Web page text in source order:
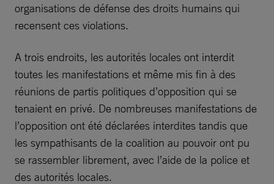
organisations de défense des droits humains qui
recensent ces violations.
A trois endroits, les autorités locales ont interdit
toutes les manifestations et même mis fin à des
réunions de partis politiques d’opposition qui se
tenaient en privé. De nombreuses manifestations de
l’opposition ont été déclarées interdites tandis que
les sympathisants de la coalition au pouvoir ont pu
se rassembler librement, avec l’aide de la police et
des autorités locales.